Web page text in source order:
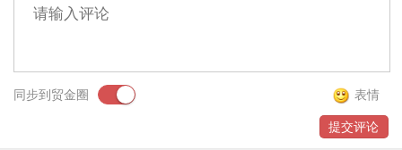
同步到贸金圈
表情
提交评论
贸金APP